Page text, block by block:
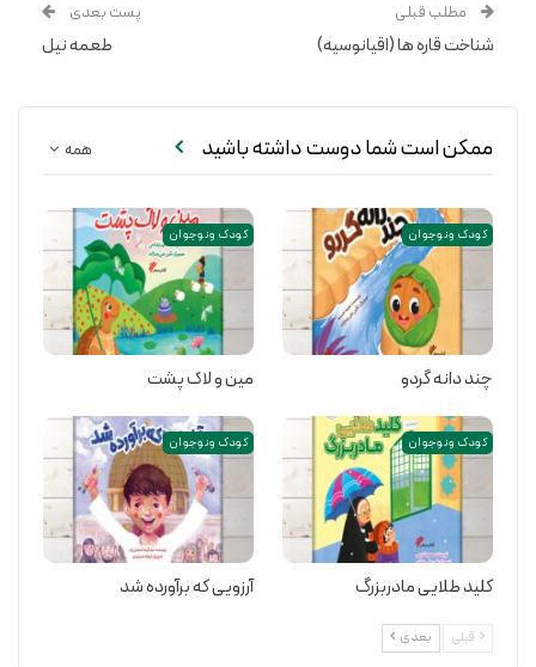
مطلب قبلی
شناخت قاره ها (اقیانوسیه)
پست بعدی
طعمه نیل
همه ممکن است شما دوست داشته باشید
کودک و نوجوان
چند دانه گردو
کودک و نوجوان
مین و لاک پشت
کودک و نوجوان
کلید طلایی مادربزرگ
کودک و نوجوان
آرزویی که برآورده شد
قبلی بعدی